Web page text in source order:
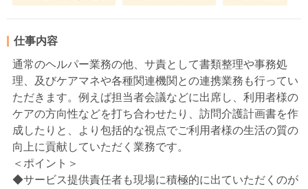
仕事内容
通常のヘルパー業務の他、サ責として書類整理や事務処
理、及びケアマネや各種関連機関との連携業務も行ってい
ただきます。例えば担当者会議などに出席し、利用者様の
ケアの方向性などを打ち合わせたり、訪問介護計画書を作
成したりと、より包括的な視点でご利用者様の生活の質の
向上に貢献していただく業務です。
＜ポイント＞
◆サービス提供責任者も現場に積極的に出ていただくのが